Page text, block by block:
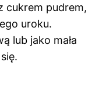
cukrem pudrem,
uroku.
lub jako mała